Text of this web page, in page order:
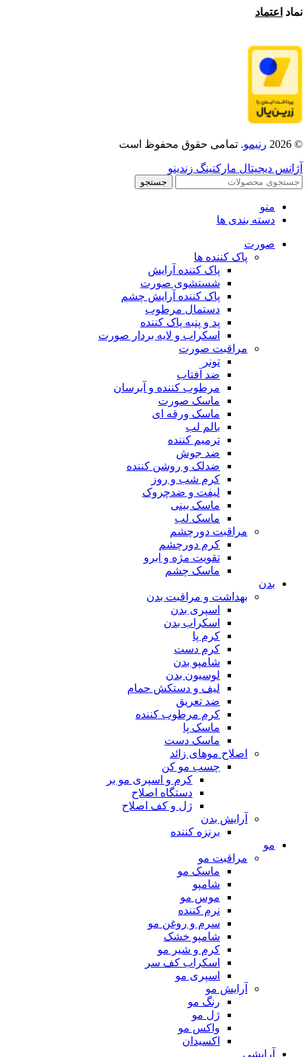
نماد اعتماد
© 2026 رنیمو. تمامی حقوق محفوظ است
آژانس دیجیتال مارکتینگ زندینو
جستجو
منو
دسته بندی ها
صورت
پاک کننده ها
پاک کننده آرایش
شستشوی صورت
پاک کننده آرایش چشم
دستمال مرطوب
پد و پنبه پاک کننده
اسکراب و لایه بردار صورت
مراقبت صورت
تونر
ضد آفتاب
مرطوب کننده و آبرسان
ماسک صورت
ماسک ورقه ای
بالم لب
ترمیم کننده
ضد جوش
ضدلک و روشن کننده
کرم شب و روز
لیفت و ضدچروک
ماسک بینی
ماسک لب
مراقبت دورچشم
کرم دورچشم
تقویت مژه و ابرو
ماسک چشم
بدن
بهداشت و مراقبت بدن
اسپری بدن
اسکراب بدن
کرم پا
کرم دست
شامپو بدن
لوسیون بدن
لیف و دستکش حمام
ضد تعریق
کرم مرطوب کننده
ماسک پا
ماسک دست
اصلاح موهای زائد
چسب مو کن
کرم و اسپری مو بر
دستگاه اصلاح
ژل و کف اصلاح
آرایش بدن
برنزه کننده
مو
مراقبت مو
ماسک مو
شامپو
موس مو
نرم کننده
سرم و روغن مو
شامپو خشک
کرم و شیر مو
اسکراب کف سر
اسپری مو
آرایش مو
رنگ مو
ژل مو
واکس مو
اکسیدان
آرایشی